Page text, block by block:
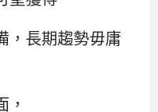
，長期趨勢毋庸